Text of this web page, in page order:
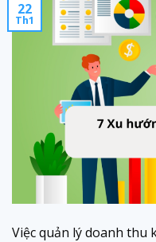
22
Th1
Việc quản lý doanh thu